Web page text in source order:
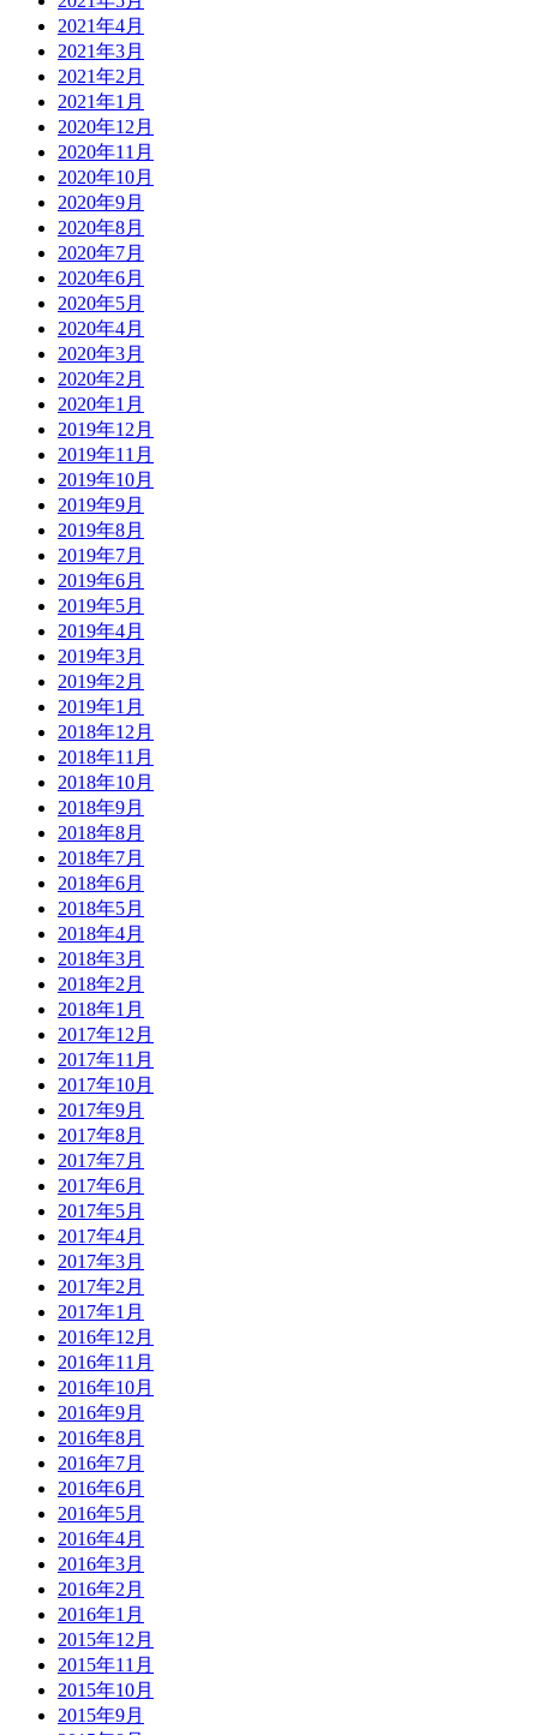
2021年4月
2021年3月
2021年2月
2021年1月
2020年12月
2020年11月
2020年10月
2020年9月
2020年8月
2020年7月
2020年6月
2020年5月
2020年4月
2020年3月
2020年2月
2020年1月
2019年12月
2019年11月
2019年10月
2019年9月
2019年8月
2019年7月
2019年6月
2019年5月
2019年4月
2019年3月
2019年2月
2019年1月
2018年12月
2018年11月
2018年10月
2018年9月
2018年8月
2018年7月
2018年6月
2018年5月
2018年4月
2018年3月
2018年2月
2018年1月
2017年12月
2017年11月
2017年10月
2017年9月
2017年8月
2017年7月
2017年6月
2017年5月
2017年4月
2017年3月
2017年2月
2017年1月
2016年12月
2016年11月
2016年10月
2016年9月
2016年8月
2016年7月
2016年6月
2016年5月
2016年4月
2016年3月
2016年2月
2016年1月
2015年12月
2015年11月
2015年10月
2015年9月